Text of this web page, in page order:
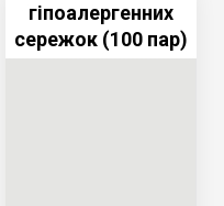
гіпоалергенних
сережок (100 пар)